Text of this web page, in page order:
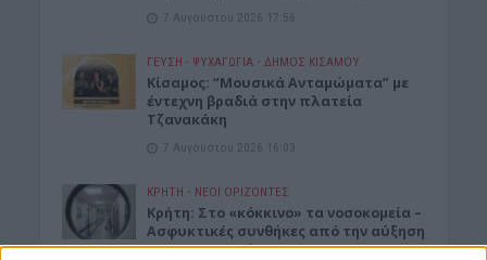
7 Αυγούστου 2026 17:56
ΓΕΎΣΗ - ΨΥΧΑΓΩΓΊΑ • ΔΉΜΟΣ ΚΙΣΆΜΟΥ
Κίσαμος: “Μουσικά Ανταμώματα” με
έντεχνη βραδιά στην πλατεία
Τζανακάκη
7 Αυγούστου 2026 16:03
ΚΡΗΤΗ • ΝΕΟΙ ΟΡΙΖΟΝΤΕΣ
Κρήτη: Στο «κόκκινο» τα νοσοκομεία –
Ασφυκτικές συνθήκες από την αύξηση
του τουρισμού και την